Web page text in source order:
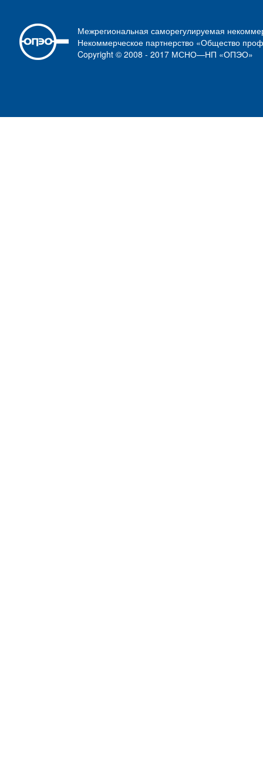
Межрегиональная саморегулируемая
Некоммерческое партнерство «Общество
Copyright © 2008 - 2017 МСНО—НП «ОПЭО»